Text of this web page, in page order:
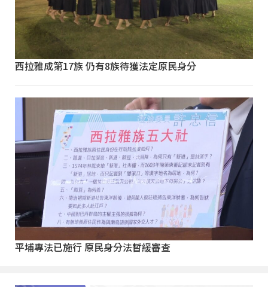
西拉雅成第17族 仍有8族待獲法定原民身分
平埔專法已施行 原民身分法暫緩審查